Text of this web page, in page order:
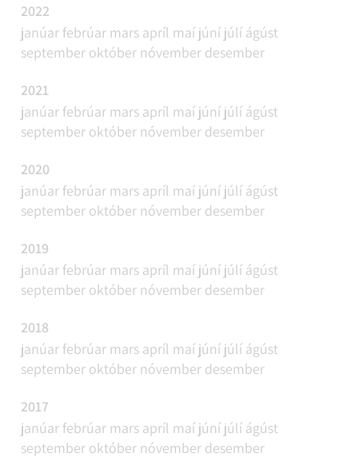
2022
janúar febrúar mars apríl maí júní júlí ágúst
september október nóvember desember
2021
janúar febrúar mars apríl maí júní júlí ágúst
september október nóvember desember
2020
janúar febrúar mars apríl maí júní júlí ágúst
september október nóvember desember
2019
janúar febrúar mars apríl maí júní júlí ágúst
september október nóvember desember
2018
janúar febrúar mars apríl maí júní júlí ágúst
september október nóvember desember
2017
janúar febrúar mars apríl maí júní júlí ágúst
september október nóvember desember